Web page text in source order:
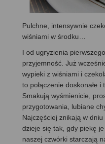
Pulchne, intensywnie
wiśniami w środku…
I od ugryzienia
przyjemność. Już
wypieki z wiśniami i
to połączenie doskonałe
Smakują wyśmienicie,
przygotowania, lubiane
Najczęściej znikają w
dzieje się tak, gdy piekę
naszej czwórki starczają